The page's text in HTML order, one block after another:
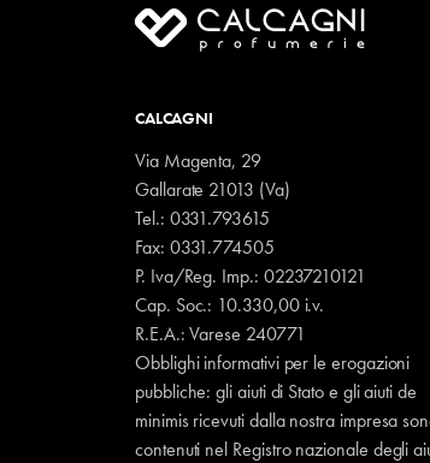
CALCAGNI
Via Magenta, 29
Gallarate 21013 (Va)
Tel.: 0331.793615
Fax: 0331.774505
P. Iva/Reg. Imp.: 02237210121
Cap. Soc.: 10.330,00 i.v.
R.E.A.: Varese 240771
Obblighi informativi per le erogazioni
pubbliche: gli aiuti di Stato e gli aiuti de
minimis ricevuti dalla nostra impresa
contenuti nel Registro nazionale degli